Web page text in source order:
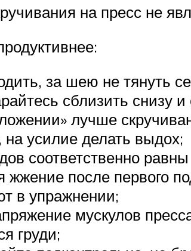
на пресс не
за шею не тянуть
сблизить снизу
лучше
усилие делать выдох;
соответственно
после первого
в упражнении;
мускулов
груди;